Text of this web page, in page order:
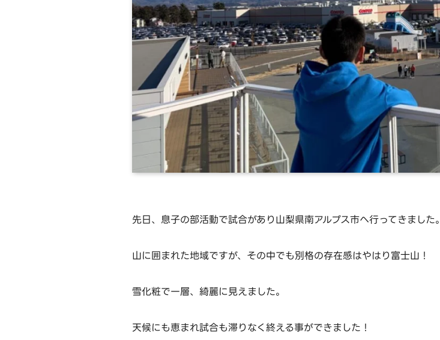
先日、息子の部活動で試合があり山梨県南アルプス市へ行ってきました。
山に囲まれた地域ですが、その中でも別格の存在感はやはり富士山！
雪化粧で一層、綺麗に見えました。
天候にも恵まれ試合も滞りなく終える事ができました！